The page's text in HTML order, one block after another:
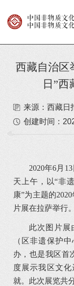
中国非物质文
中国非物质文
西藏自治区
日”
来源：西藏日
创建时间：
2020年6月
天上午，以“非
康”为主题的
片展在拉萨举行。
此次图片展
（区非遗保护
办，也是我区首
度展示我区文
就。此次展览共